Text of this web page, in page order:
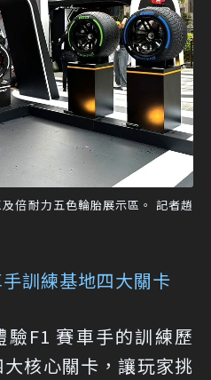
倍耐力五色輪胎展示區。 記者趙
訓練基地四大關卡
F1 賽車手的訓練歷
核心關卡，讓玩家挑